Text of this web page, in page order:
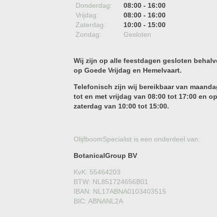
Donderdag:
08:00 - 16:00
Vrijdag:
08:00 - 16:00
Zaterdag:
10:00 - 15:00
Zondag:
Gesloten
Wij zijn op alle feestdagen gesloten
op Goede Vrijdag en Hemelvaart.
Telefonisch zijn wij bereikbaar van
tot en met vrijdag van 08:00 tot 17:00 en op
zaterdag van 10:00 tot 15:00.
OlijfboomSpecialist is een onderdeel van:
BotanicalGroup BV
KvK: 55464203
BTW: NL851724656B01
IBAN: NL17ABNA0103403515
BIC: ABNANL2A